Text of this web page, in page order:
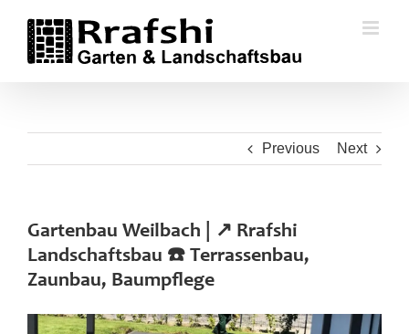
content
Previous Next
Gartenbau Weilbach | ↗️ Rrafshi
Landschaftsbau ☎️ Terrassenbau,
Zaunbau, Baumpflege